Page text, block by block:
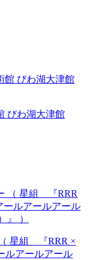
びわ湖大津館
星組 『RRR ×
ルアールアール